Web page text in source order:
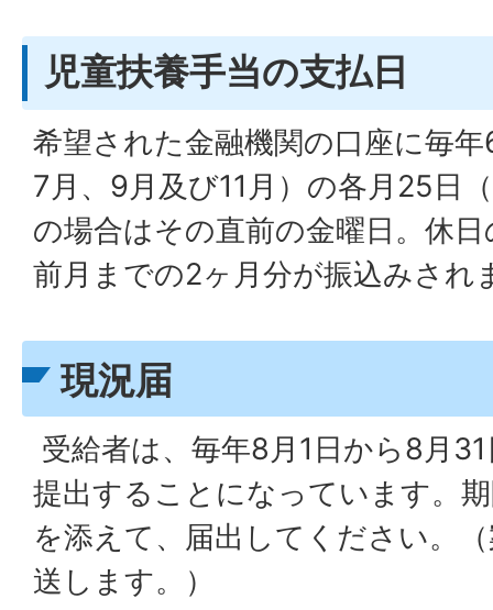
児童扶養手当の支払日
希望された金融機関の口座に毎
7月、9月及び11月）の各月25日
の場合はその直前の金曜日。休
前月までの2ヶ月分が振込みされ
現況届
受給者は、毎年8月1日から8月
提出することになっています。
を添えて、届出してください。
送します。）